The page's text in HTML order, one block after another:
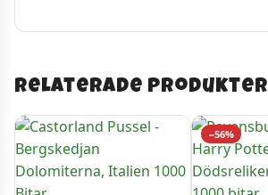
Relaterade produkter
−56%